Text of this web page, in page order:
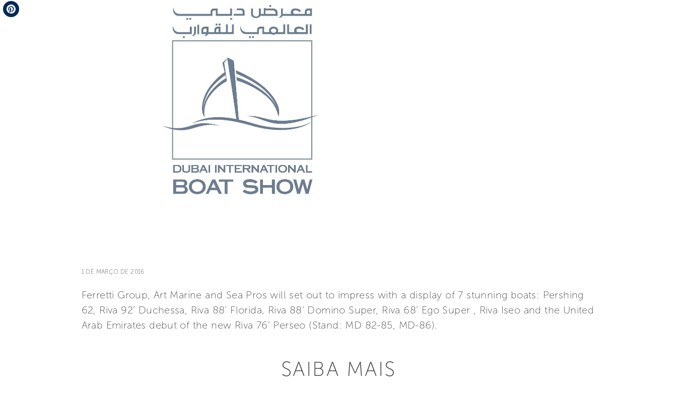
Telegram
1 DE MARÇO DE 2016
Ferretti Group, Art Marine and Sea Pros will set out to impress with a display of 7 stunning boats: Pershing
62, Riva 92’ Duchessa, Riva 88’ Florida, Riva 88’ Domino Super, Riva 68’ Ego Super , Riva Iseo and the United
Arab Emirates debut of the new Riva 76’ Perseo (Stand: MD 82-85, MD-86).
SAIBA MAIS